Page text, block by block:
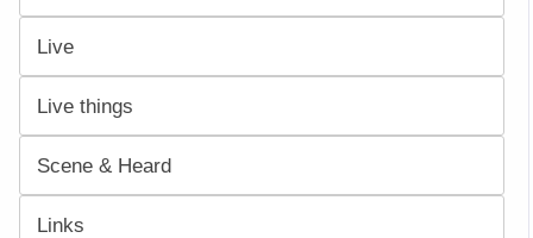
Live
Live things
Scene & Heard
Links